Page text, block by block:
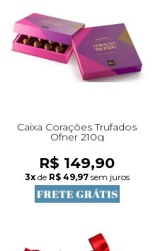
Caixa Corações Trufados
Ofner 210g
R$ 149,90
3x de R$ 49,97 sem juros